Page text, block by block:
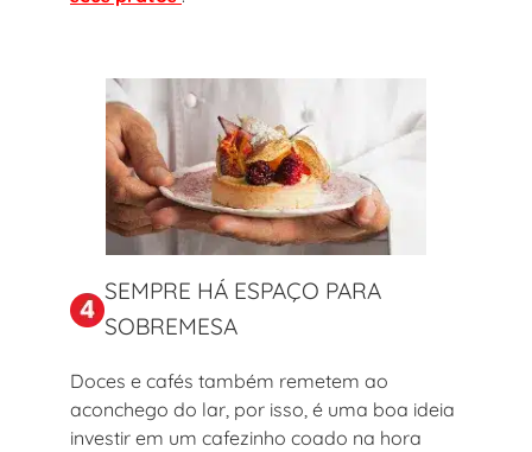
SEMPRE HÁ ESPAÇO PARA
SOBREMESA
Doces e cafés também remetem ao
aconchego do lar, por isso, é uma boa ideia
investir em um cafezinho coado na hora